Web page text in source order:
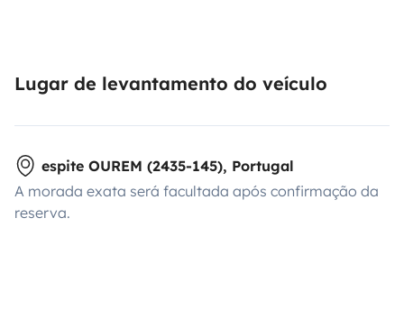
Lugar de levantamento do veículo
espite OUREM (2435-145), Portugal
A morada exata será facultada após confirmação da
reserva.